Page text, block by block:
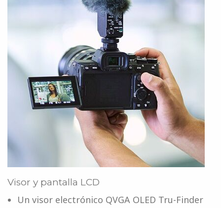
Visor y pantalla LCD
Un visor electrónico QVGA OLED Tru-Finder